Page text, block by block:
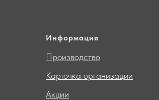
Информация
Производство
Карточка организации
Акции